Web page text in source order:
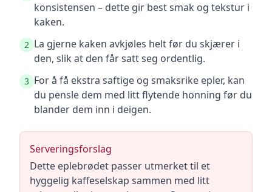
konsistensen – dette gir best smak og tekstur i
kaken.
2 La gjerne kaken avkjøles helt før du skjærer i
den, slik at den får satt seg ordentlig.
3 For å få ekstra saftige og smaksrike epler, kan
du pensle dem med litt flytende honning før du
blander dem inn i deigen.
Serveringsforslag
Dette eplebrødet passer utmerket til et
hyggelig kaffeselskap sammen med litt